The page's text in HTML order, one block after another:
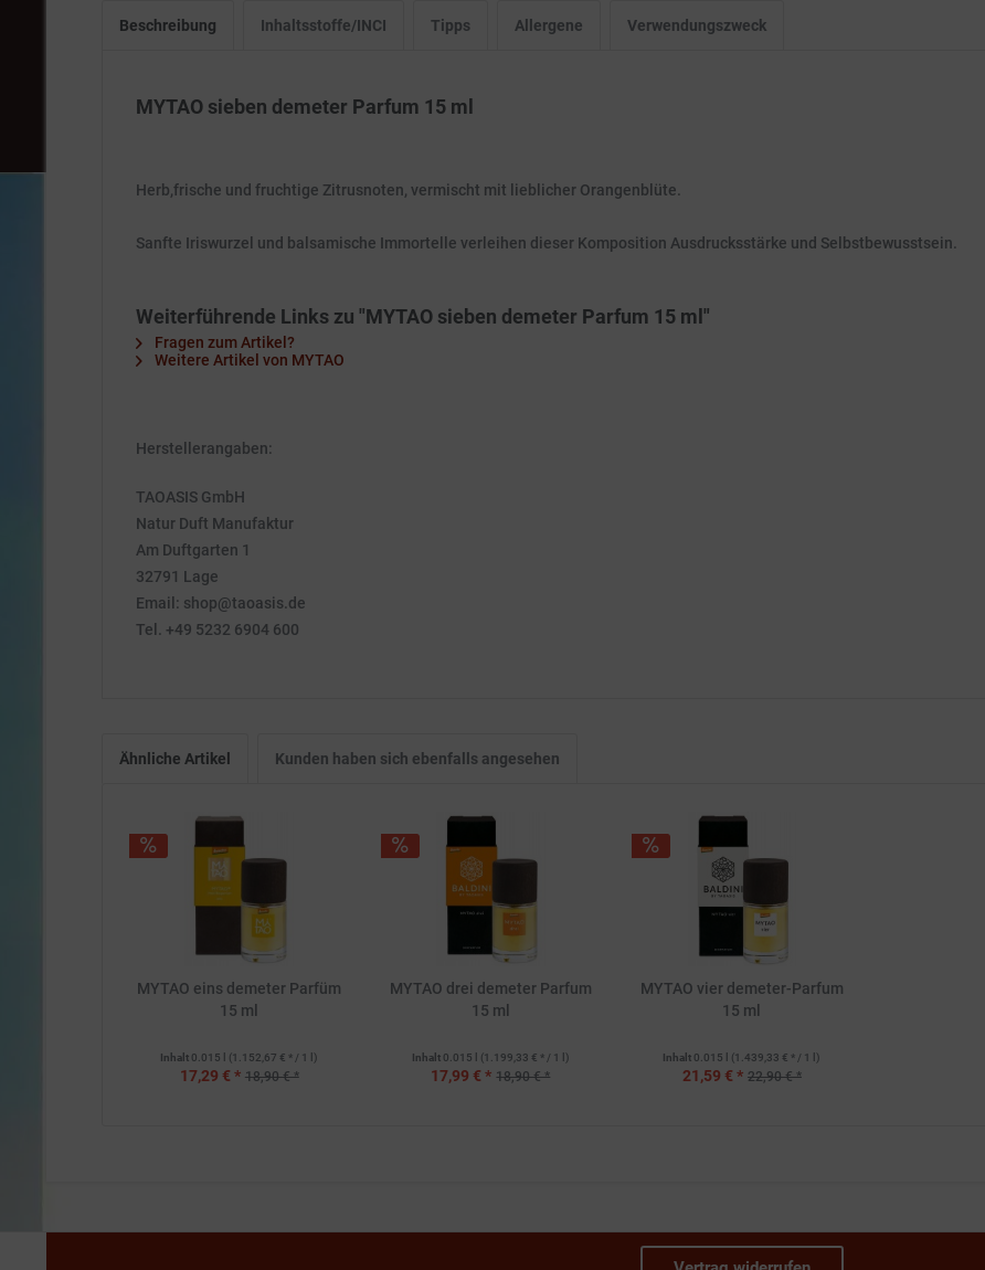
Beschreibung Inhaltsstoffe/INCI Tipps Allergene Verwendungszweck
MYTAO sieben demeter Parfum 15 ml
Herb,frische und fruchtige Zitrusnoten, vermischt mit lieblicher Orangenblüte.
Sanfte Iriswurzel und balsamische Immortelle verleihen dieser Komposition Ausdrucksstärke und Selbstbewusstsein.
Weiterführende Links zu "MYTAO sieben demeter Parfum 15 ml"
Fragen zum Artikel?
Weitere Artikel von MYTAO
Herstellerangaben:
TAOASIS GmbH
Natur Duft Manufaktur
Am Duftgarten 1
32791 Lage
Email: shop@taoasis.de
Tel. +49 5232 6904 600
Ähnliche Artikel Kunden haben sich ebenfalls angesehen
MYTAO eins demeter Parfüm
15 ml
Inhalt 0.015 l (1.152,67 € * / 1 l)
17,29 € * 18,90 € *
MYTAO drei demeter Parfum
15 ml
Inhalt 0.015 l (1.199,33 € * / 1 l)
17,99 € * 18,90 € *
MYTAO vier demeter-Parfum
15 ml
Inhalt 0.015 l (1.439,33 € * / 1 l)
21,59 € * 22,90 € *